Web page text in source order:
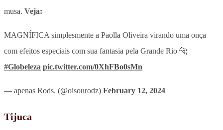
musa. Veja:
MAGNÍFICA simplesmente a Paolla Oliveira virando uma onça
com efeitos especiais com sua fantasia pela Grande Rio 🐆
#Globeleza pic.twitter.com/0XhFBo0sMn
— apenas Rods. (@oisourodz) February 12, 2024
Tijuca